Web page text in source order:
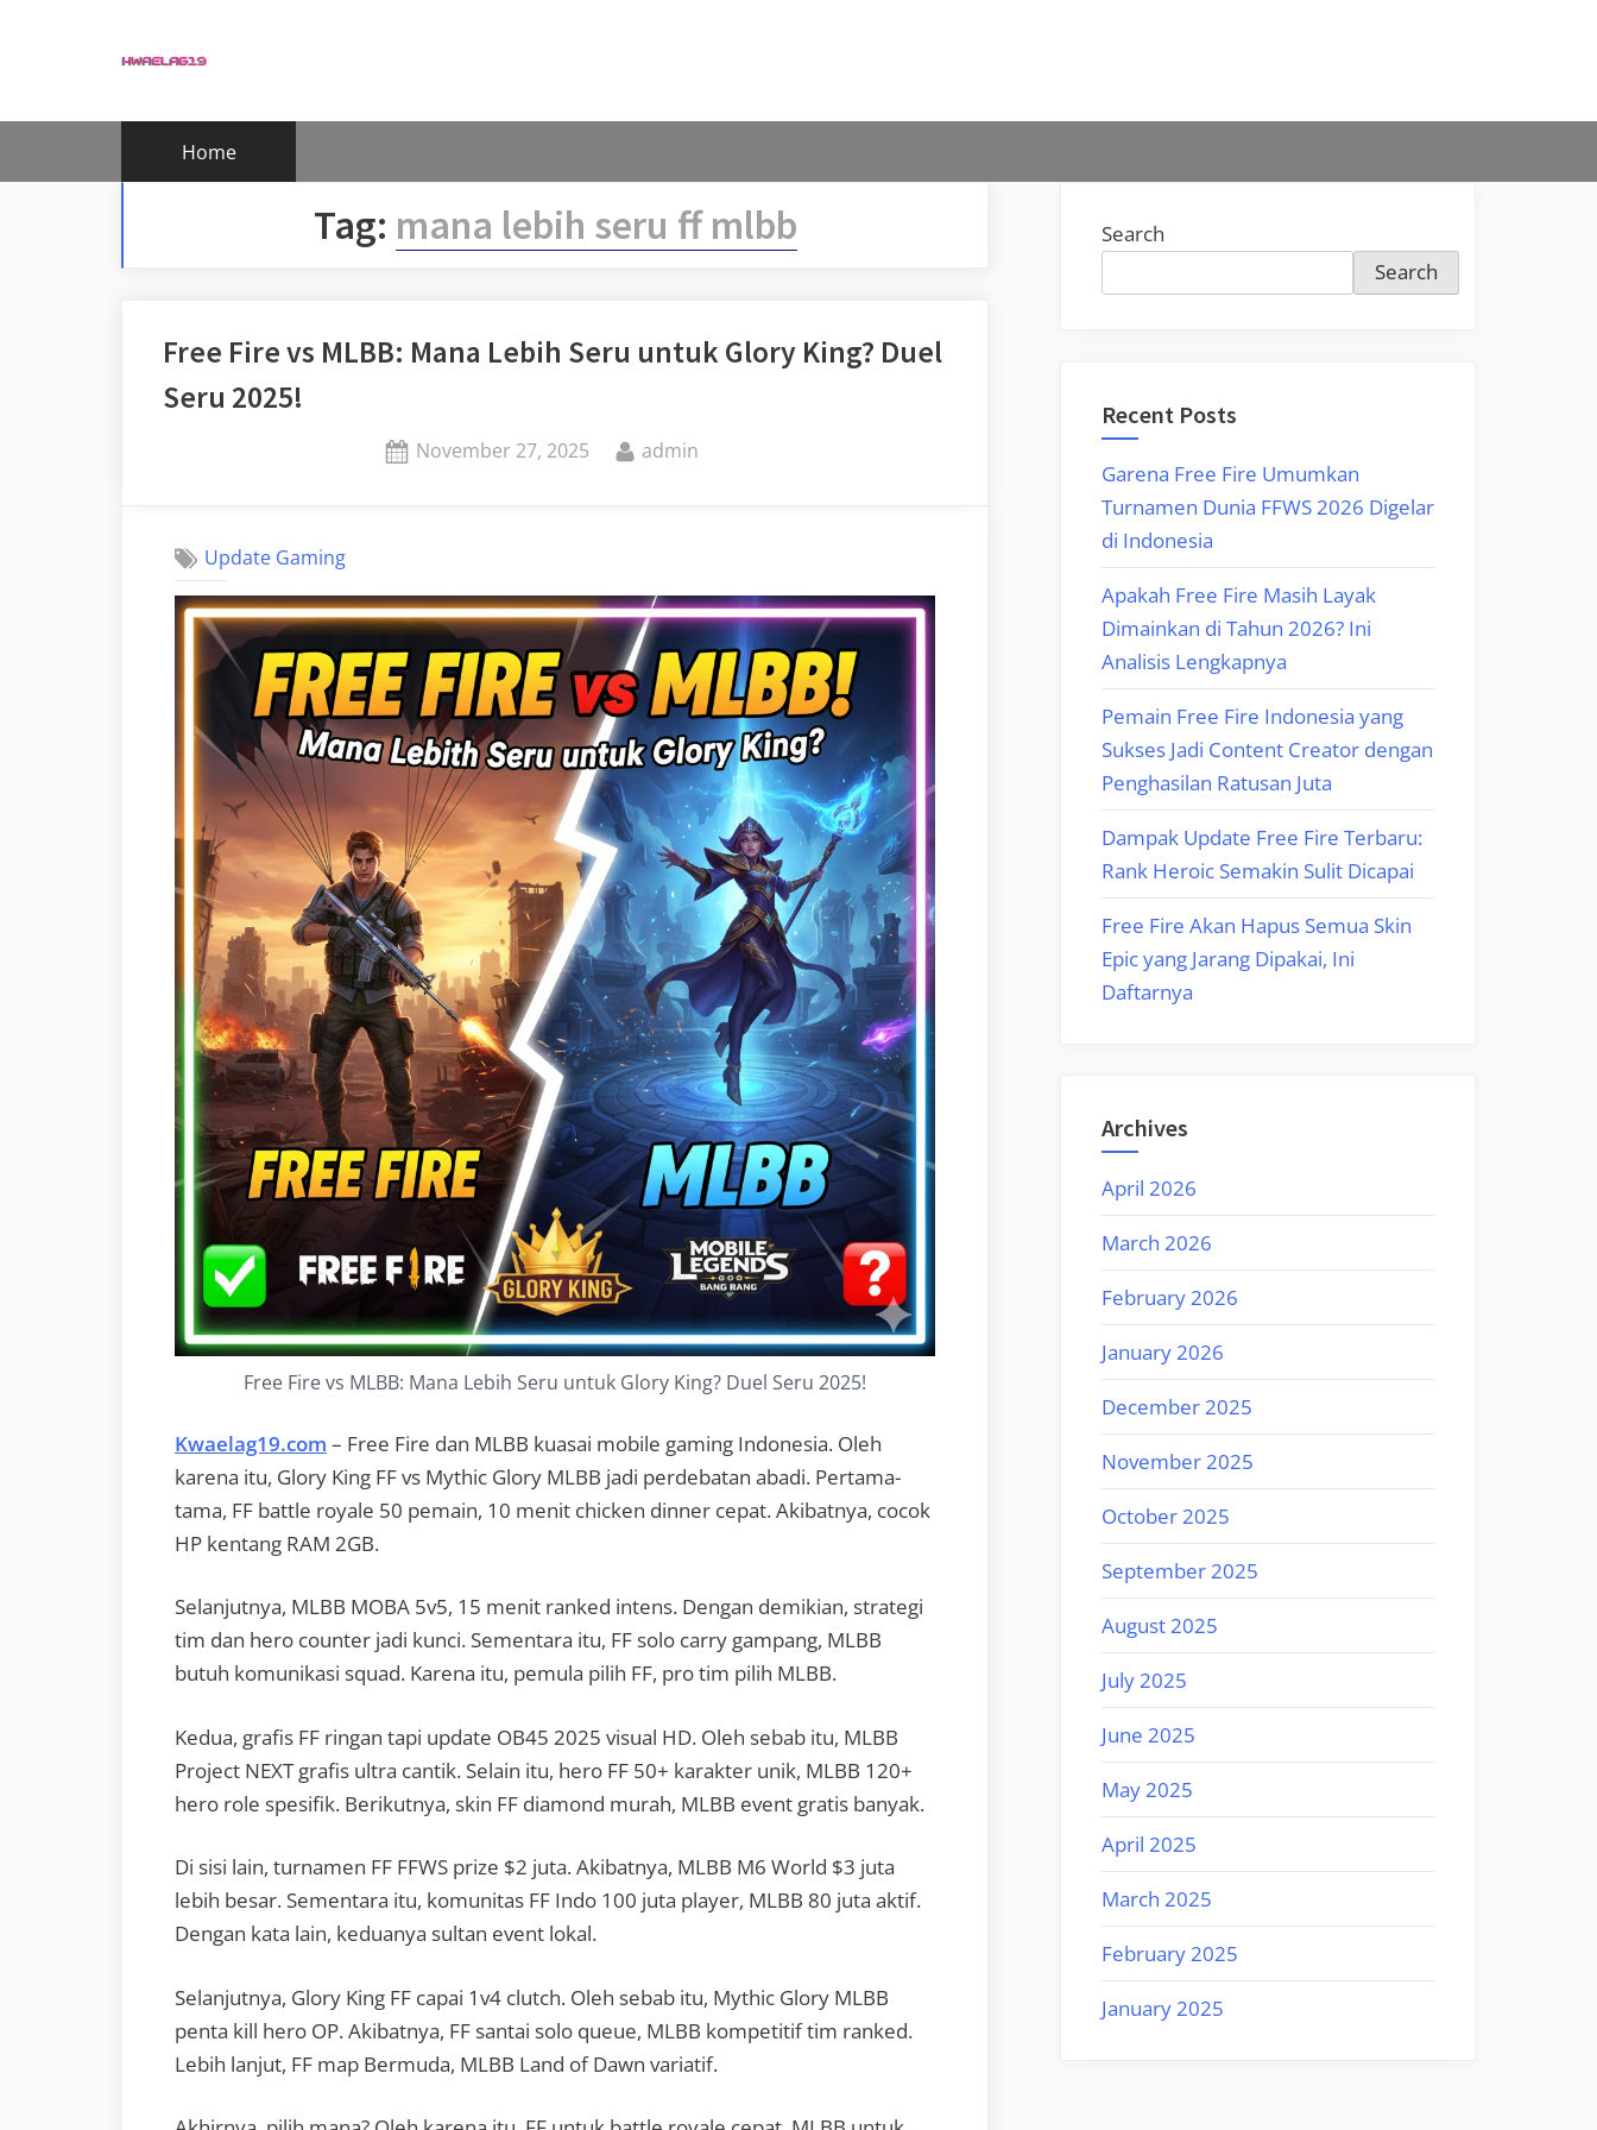
Home
Tag: mana lebih seru ff mlbb
Free Fire vs MLBB: Mana Lebih Seru untuk Glory King? Duel
Seru 2025!
Posted
November 27, 2025 By
admin
Update Gaming
Free Fire vs MLBB: Mana Lebih Seru untuk Glory King? Duel Seru 2025!
Kwaelag19.com – Free Fire dan MLBB kuasai mobile gaming Indonesia. Oleh
karena itu, Glory King FF vs Mythic Glory MLBB jadi perdebatan abadi. Pertama-
tama, FF battle royale 50 pemain, 10 menit chicken dinner cepat. Akibatnya, cocok
HP kentang RAM 2GB.
Selanjutnya, MLBB MOBA 5v5, 15 menit ranked intens. Dengan demikian, strategi
tim dan hero counter jadi kunci. Sementara itu, FF solo carry gampang, MLBB
butuh komunikasi squad. Karena itu, pemula pilih FF, pro tim pilih MLBB.
Kedua, grafis FF ringan tapi update OB45 2025 visual HD. Oleh sebab itu, MLBB
Project NEXT grafis ultra cantik. Selain itu, hero FF 50+ karakter unik, MLBB 120+
hero role spesifik. Berikutnya, skin FF diamond murah, MLBB event gratis banyak.
Di sisi lain, turnamen FF FFWS prize $2 juta. Akibatnya, MLBB M6 World $3 juta
lebih besar. Sementara itu, komunitas FF Indo 100 juta player, MLBB 80 juta aktif.
Dengan kata lain, keduanya sultan event lokal.
Selanjutnya, Glory King FF capai 1v4 clutch. Oleh sebab itu, Mythic Glory MLBB
penta kill hero OP. Akibatnya, FF santai solo queue, MLBB kompetitif tim ranked.
Lebih lanjut, FF map Bermuda, MLBB Land of Dawn variatif.
Search
Search
Recent Posts
Garena Free Fire Umumkan
Turnamen Dunia FFWS 2026 Digelar
di Indonesia
Apakah Free Fire Masih Layak
Dimainkan di Tahun 2026? Ini
Analisis Lengkapnya
Pemain Free Fire Indonesia yang
Sukses Jadi Content Creator dengan
Penghasilan Ratusan Juta
Dampak Update Free Fire Terbaru:
Rank Heroic Semakin Sulit Dicapai
Free Fire Akan Hapus Semua Skin
Epic yang Jarang Dipakai, Ini
Daftarnya
Archives
April 2026
March 2026
February 2026
January 2026
December 2025
November 2025
October 2025
September 2025
August 2025
July 2025
June 2025
May 2025
April 2025
March 2025
February 2025
January 2025